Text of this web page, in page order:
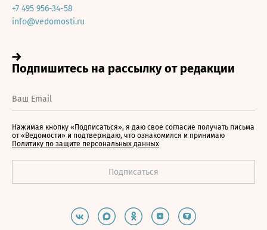
+7 495 956-34-58
info@vedomosti.ru
Нажимая кнопку «Подписаться», я даю свое согласие получать письма
от «Ведомости» и подтверждаю, что ознакомился и принимаю
Политику по защите персональных данных